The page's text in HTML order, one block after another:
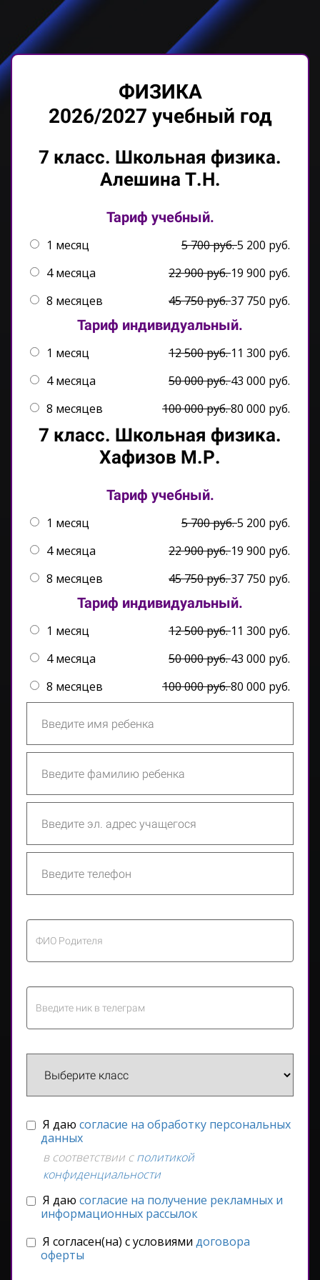
ФИЗИКА
2026/2027 учебный год
7 класс. Школьная физика.
Алешина Т.Н.
Тариф учебный.
1 месяц 5 700 руб.5 200 руб.
4 месяца
22 900 руб.19 900 руб.
8 месяцев
45 750 руб.37 750 руб.
Тариф индивидуальный.
1 месяц 12 500 руб.11 300 руб.
4 месяца
50 000 руб.43 000 руб.
8 месяцев
100 000 руб.80 000 руб.
7 класс. Школьная физика.
Хафизов М.Р.
Тариф учебный.
1 месяц 5 700 руб.5 200 руб.
4 месяца
22 900 руб.19 900 руб.
8 месяцев
45 750 руб.37 750 руб.
Тариф индивидуальный.
1 месяц 12 500 руб.11 300 руб.
4 месяца
50 000 руб.43 000 руб.
8 месяцев
100 000 руб.80 000 руб.
Я даю согласие на обработку персональных
данных
в соответствии сполитикой
конфиденциальности
Я даю согласие на получение рекламных и
информационных рассылок
Я согласен(на) с условиями договора
оферты